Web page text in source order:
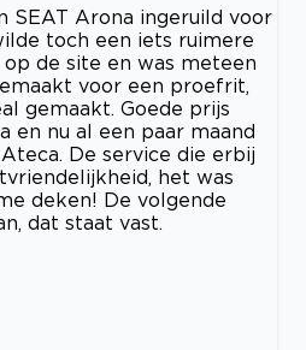
SEAT Arona ingeruild voor
toch een iets ruimere
de site en was meteen
voor een proefrit,
gemaakt. Goede prijs
en nu al een paar maand
De service die erbij
het was
deken! De volgende
dat staat vast.